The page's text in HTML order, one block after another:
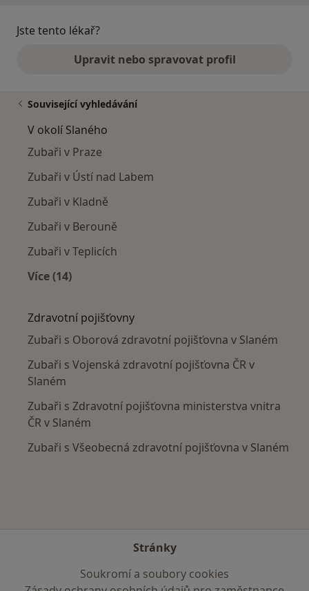
Jste tento lékař?
Upravit nebo spravovat profil
Související vyhledávání
V okolí Slaného
Zubaři v Praze
Zubaři v Ústí nad Labem
Zubaři v Kladně
Zubaři v Berouně
Zubaři v Teplicích
Více (14)
Zdravotní pojišťovny
Zubaři s Oborová zdravotní pojišťovna v Slaném
Zubaři s Vojenská zdravotní pojišťovna ČR v
Slaném
Zubaři s Zdravotní pojišťovna ministerstva vnitra
ČR v Slaném
Zubaři s Všeobecná zdravotní pojišťovna v Slaném
Stránky
Soukromí a soubory cookies